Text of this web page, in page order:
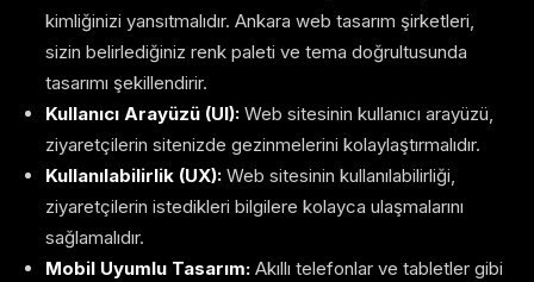
kimliğinizi yansıtmalıdır. Ankara web tasarım şirketleri,
sizin belirlediğiniz renk paleti ve tema doğrultusunda
tasarımı şekillendirir.
Kullanıcı Arayüzü (UI): Web sitesinin kullanıcı arayüzü,
ziyaretçilerin sitenizde gezinmelerini kolaylaştırmalıdır.
Kullanılabilirlik (UX): Web sitesinin kullanılabilirliği,
ziyaretçilerin istedikleri bilgilere kolayca ulaşmalarını
sağlamalıdır.
Mobil Uyumlu Tasarım: Akıllı telefonlar ve tabletler gibi